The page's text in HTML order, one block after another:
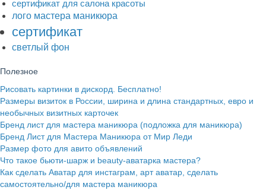
сертификат для салона красоты
лого мастера маникюра
сертификат
светлый фон
Полезное
Рисовать картинки в дискорд. Бесплатно!
Размеры визиток в России, ширина и длина стандартных, евро и
необычных визитных карточек
Бренд лист для мастера маникюра (подложка для маникюра)
Бренд Лист для Мастера Маникюра от Мир Леди
Размер фото для авито объявлений
Что такое бьюти-шарж и beauty-аватарка мастера?
Как сделать Аватар для инстаграм, арт аватар, сделать
самостоятельно/для мастера маникюра